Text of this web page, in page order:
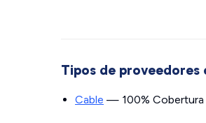
Tipos de proveedores
Cable — 100% Cobertura